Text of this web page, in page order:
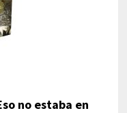
no estaba en